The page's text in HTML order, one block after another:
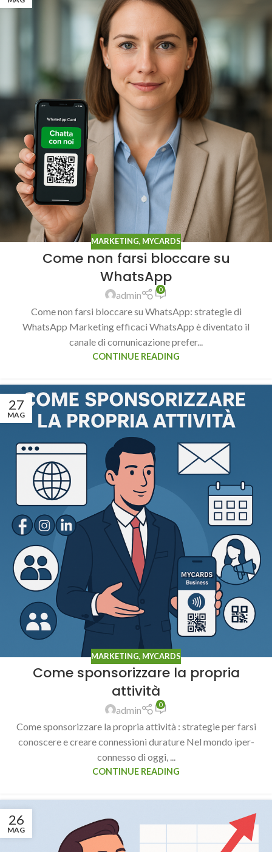
MARKETING, MYCARDS
Come non farsi bloccare su
WhatsApp
admin 0
Come non farsi bloccare su WhatsApp: strategie di
WhatsApp Marketing efficaci WhatsApp è diventato il
canale di comunicazione prefer...
CONTINUE READING
27
MAG
MARKETING, MYCARDS
Come sponsorizzare la propria
attività
admin 0
Come sponsorizzare la propria attività : strategie per farsi
conoscere e creare connessioni durature Nel mondo iper-
connesso di oggi, ...
CONTINUE READING
26
MAG